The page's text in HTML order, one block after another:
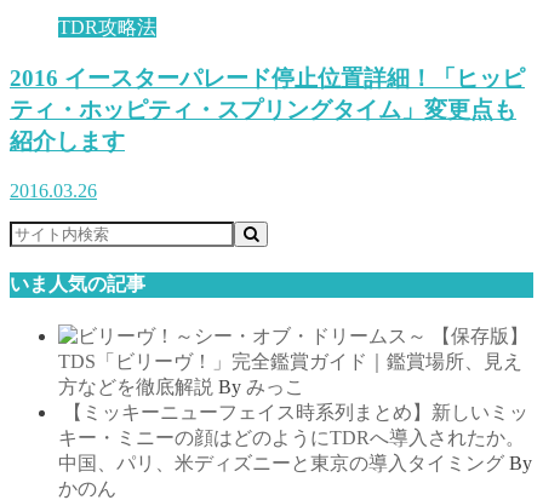
TDR攻略法
2016 イースターパレード停止位置詳細！「ヒッピ
ティ・ホッピティ・スプリングタイム」変更点も
紹介します
2016.03.26
いま人気の記事
【保存版】
TDS「ビリーヴ！」完全鑑賞ガイド｜鑑賞場所、見え
方などを徹底解説 By みっこ
【ミッキーニューフェイス時系列まとめ】新しいミッ
キー・ミニーの顔はどのようにTDRへ導入されたか。
中国、パリ、米ディズニーと東京の導入タイミング By
かのん